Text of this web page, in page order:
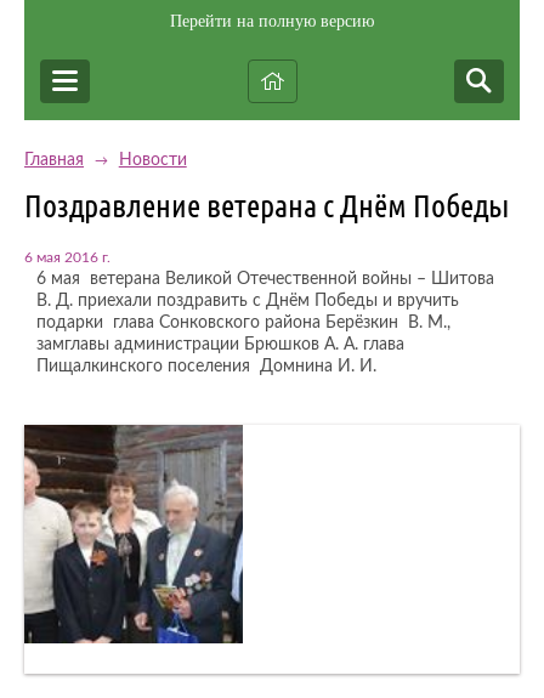
Перейти на полную версию
Главная → Новости
Поздравление ветерана с Днём Победы
6 мая 2016 г.
6 мая ветерана Великой Отечественной войны – Шитова
В. Д. приехали поздравить с Днём Победы и вручить
подарки глава Сонковского района Берёзкин В. М.,
замглавы администрации Брюшков А. А. глава
Пищалкинского поселения Домнина И. И.